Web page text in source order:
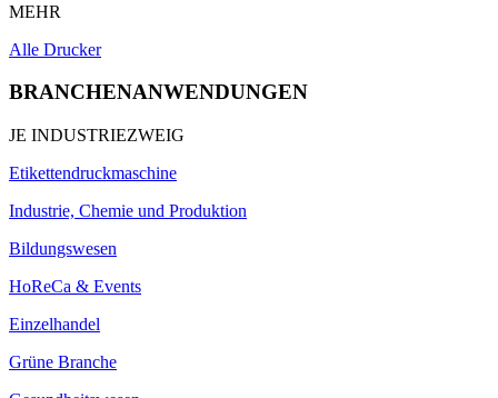
MEHR
Alle Drucker
BRANCHENANWENDUNGEN
JE INDUSTRIEZWEIG
Etikettendruckmaschine
Industrie, Chemie und Produktion
Bildungswesen
HoReCa & Events
Einzelhandel
Grüne Branche